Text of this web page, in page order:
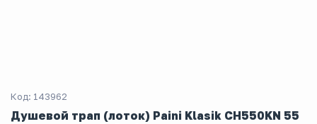
Код: 143962
Душевой трап (лоток) Paini Klasik CH550KN 55